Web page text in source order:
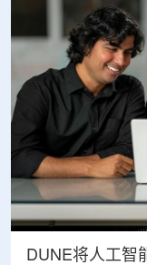
DUNE将人工智